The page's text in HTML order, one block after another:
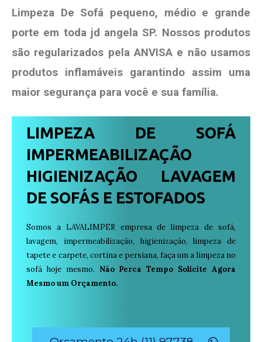
Limpeza De Sofá pequeno, médio e grande
porte em toda jd angela SP. Nossos produtos
são regularizados pela ANVISA e não usamos
produtos inflamáveis garantindo assim uma
maior segurança para você e sua família.
LIMPEZA DE SOFÁ
IMPERMEABILIZAÇÃO
HIGIENIZAÇÃO LAVAGEM
DE SOFÁS E ESTOFADOS
Somos a LAVALIMPER empresa de limpeza de sofá,
lavagem, impermeabilização, higienização, limpeza de
tapete e carpete, cortina e persiana, faça um a limpeza no
sofá hoje mesmo. Não Perca Tempo Solicite Agora
Mesmo um Orçamento.